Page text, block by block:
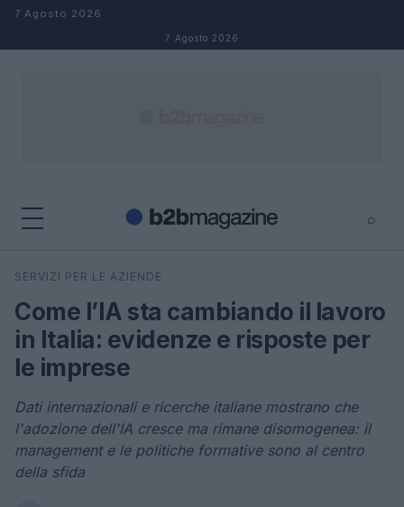
Salta al contenuto
7 Agosto 2026
7 Agosto 2026
⌕
Cerca
SERVIZI PER LE AZIENDE
Come l’IA sta cambiando il lavoro
in Italia: evidenze e risposte per
le imprese
Dati internazionali e ricerche italiane mostrano che
l'adozione dell'IA cresce ma rimane disomogenea: il
management e le politiche formative sono al centro
della sfida